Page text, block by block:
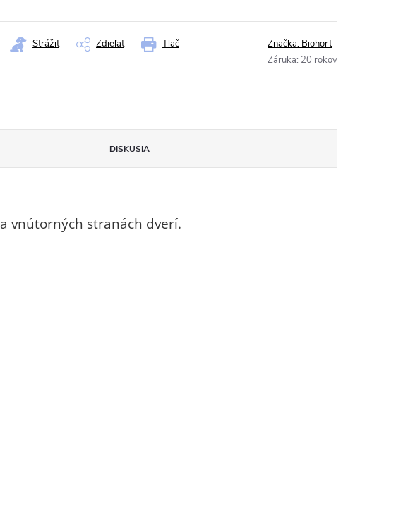
Tlač
Strážiť Zdieľať Značka: Biohort
Záruka: 20 rokov
DISKUSIA
vnútorných stranách dverí.